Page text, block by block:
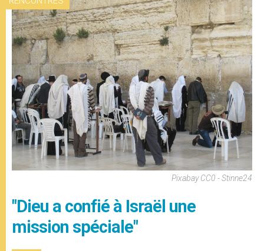
Pixabay CC0 - Stinne24
"Dieu a confié à Israël une
mission spéciale"